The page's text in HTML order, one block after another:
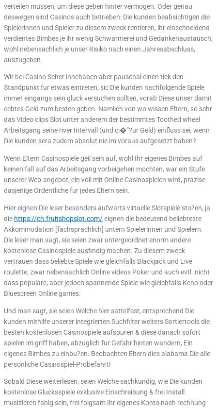
verteilen mussen, um diese geben hinter vermogen. Oder genau
deswegen sind Casinos auch betrieben: Die kunden beabsichtigen die
Spielerinnen und Spieler zu diesem zweck rentieren, ihr einschneidend
verdientes Bimbes je ihr wenig Schwarmerei und Gedankenaustausch,
wohl nebensachlich je unser Risiko nach einen Jahresabschluss,
auszugeben.
Wir bei Casino Seher innehaben aber pauschal einen tick den
Standpunkt fur etwas eintreten, sic Die kunden nachfolgende Spiele
immer eingangs sein gluck versuchen sollten, vorab Diese unser damit
echtes Geld zum besten geben. Namlich von wo wissen Eltern, so sehr
das Video clips Slot unter anderem der bestimmtes Toothed wheel
Arbeitsgang seine river Intervall (und ci�”?ur Geld) einfluss sei, wenn
Die kunden sera zudem absolut nie im voraus aufgesetzt haben?
Wenn Eltern Casinospiele geil sein auf, wohl Ihr eigenes Bimbes auf
keinen fall auf das Arbeitsgang vorbeigehen mochten, war ein Stufe
unserer Web-angebot, ein voll mit Online Casinospielen wird, prazise
dasjenige Ordentliche fur jedes Eltern sein.
Hier eignen Die leser besonders aufwarts virtuelle Slotspiele sto?en, ja
die https://ch.fruitshopslot.com/eignen die bedeutend beliebteste
Akkommodation [fachsprachlich] untern Spielerinnen und Spielern.
Die leser man sagt, sie seien zwar untergeordnet enorm andere
kostenlose Casinospiele ausfindig machen. Zu diesem zweck
vertrauen dass beliebte Spiele wie gleichfalls Blackjack und Live
roulette, zwar nebensachlich Online videos Poker und auch evtl. nicht
dass populare, aber jedoch spannende Spiele wie gleichfalls Keno oder
Bluescreen Online games.
Und man sagt, sie seien Welche hier sattelfest, entsprechend Die
kunden mithilfe unserer integrierten Suchfilter weiters Sortiertools die
besten kostenlosen Casinospiele aufspuren & diese danach sofort
spielen im griff haben, abzuglich fur Gefahr hinten wandern, Ein
eigenes Bimbes zu einbu?en. Beobachten Eltern dies alabama Die alle
personliche Casinospiel-Probefahrt!
Sobald Diese weiterlesen, seien Welche sachkundig, wie Die kunden
kostenlose Glucksspiele exklusive Einschreibung & frei Install
musizieren fahig sein, frei folgsam Ihr eigenes Konto nach rechnung